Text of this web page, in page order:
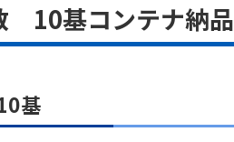
10基コンテナ納品
基